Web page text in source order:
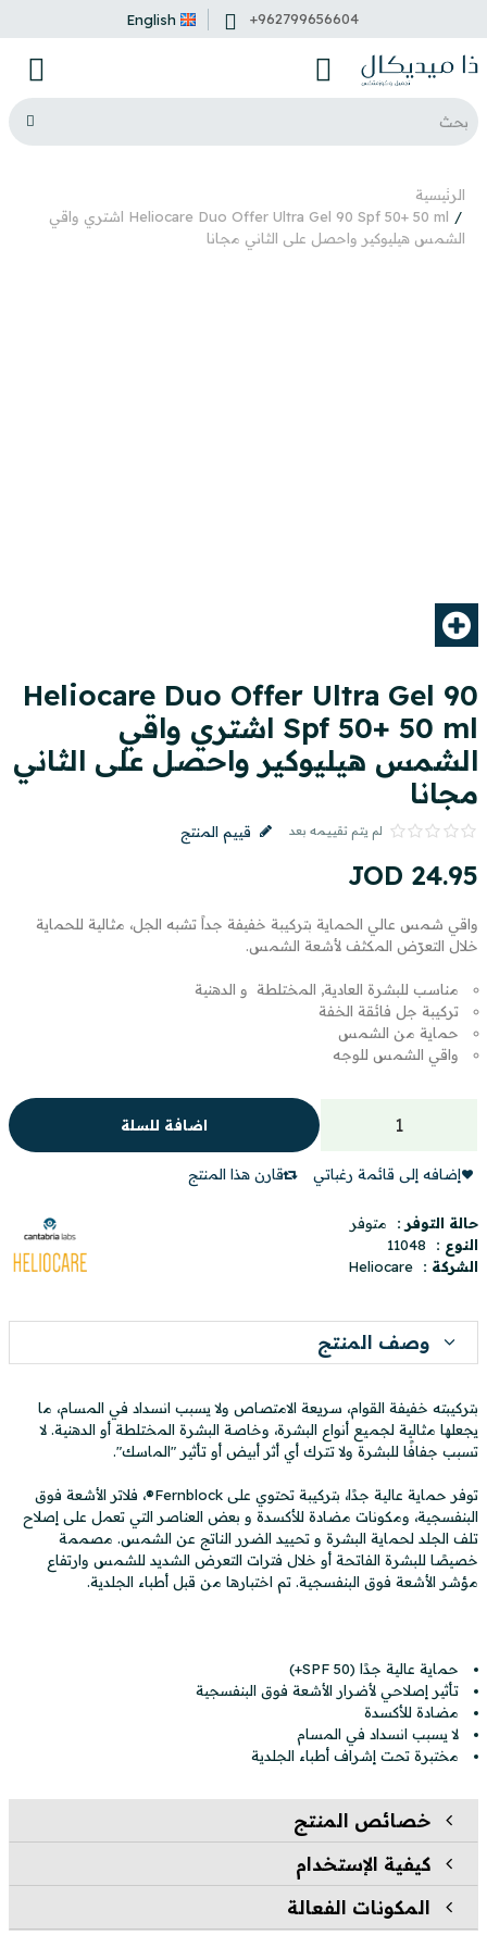
+962799656604
English
الرئيسية
Heliocare Duo Offer Ultra Gel 90 Spf 50+ 50 ml اشتري واقي
الشمس هيليوكير واحصل على الثاني مجانا
Heliocare Duo Offer Ultra Gel 90
Spf 50+ 50 ml اشتري واقي
الشمس هيليوكير واحصل على الثاني
مجانا
لم يتم تقييمه بعد قييم المنتج
JOD 24.95
واقي شمس عالي الحماية بتركيبة خفيفة جداً تشبه الجل، مثالية للحماية
خلال التعرّض المكثف لأشعة الشمس.
مناسب للبشرة العادية, المختلطة و الدهنية
تركيبة جل فائقة الخفة
حماية من الشمس
واقي الشمس للوجه
اضافة للسلة
إضافه إلى قائمة رغباتي قارن هذا المنتج
حالة التوفر :
متوفر
النوع :
11048
الشركة :
Heliocare
وصف المنتج
بتركيبته خفيفة القوام، سريعة الامتصاص ولا يسبب انسداد في المسام، ما
يجعلها مثالية لجميع أنواع البشرة، وخاصة البشرة المختلطة أو الدهنية. لا
تسبب جفافًا للبشرة ولا تترك أي أثر أبيض أو تأثير "الماسك".
توفر حماية عالية جدًا، بتركيبة تحتوي على Fernblock®، فلاتر الأشعة فوق
البنفسجية، ومكونات مضادة للأكسدة و بعض العناصر التي تعمل على إصلاح
تلف الجلد لحماية البشرة و تحييد الضرر الناتج عن الشمس. مصممة
خصيصًا للبشرة الفاتحة أو خلال فترات التعرض الشديد للشمس وارتفاع
مؤشر الأشعة فوق البنفسجية. تم اختبارها من قبل أطباء الجلدية.
حماية عالية جدًا (SPF 50+)
تأثير إصلاحي لأضرار الأشعة فوق البنفسجية
مضادة للأكسدة
لا يسبب انسداد في المسام
مختبرة تحت إشراف أطباء الجلدية
خصائص المنتج
كيفية الإستخدام
المكونات الفعالة